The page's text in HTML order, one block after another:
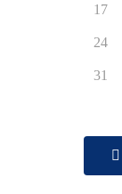
17
24
31